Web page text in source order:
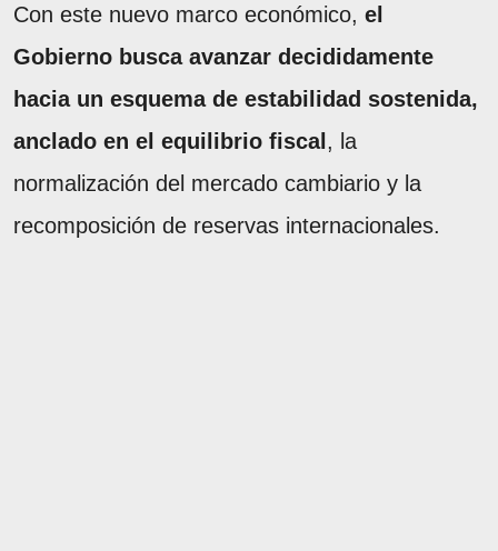
Con este nuevo marco económico, el
Gobierno busca avanzar decididamente
hacia un esquema de estabilidad sostenida,
anclado en el equilibrio fiscal , la
normalización del mercado cambiario y la
recomposición de reservas internacionales.